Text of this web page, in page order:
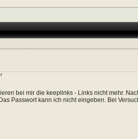
bei mir die keeplinks - Links nicht mehr.
Passwort kann ich nicht eingeben. Bei